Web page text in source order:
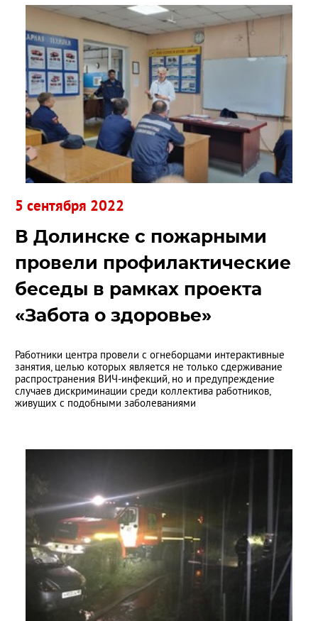
В Долинске с пожарными
провели профилактические
беседы в рамках проекта
«Забота о здоровье»
Работники центра провели с огнеборцами интерактивные
занятия, целью которых является не только сдерживание
распространения ВИЧ-инфекций, но и предупреждение
случаев дискриминации среди коллектива работников,
живущих с подобными заболеваниями
5 сентября 2022